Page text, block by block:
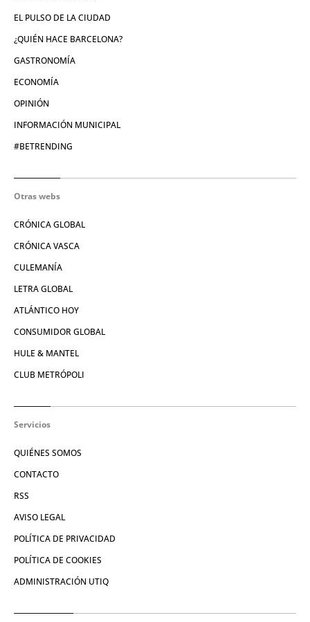
EL PULSO DE LA CIUDAD
¿QUIÉN HACE BARCELONA?
GASTRONOMÍA
ECONOMÍA
OPINIÓN
INFORMACIÓN MUNICIPAL
#BETRENDING
Otras webs
CRÓNICA GLOBAL
CRÓNICA VASCA
CULEMANÍA
LETRA GLOBAL
ATLÁNTICO HOY
CONSUMIDOR GLOBAL
HULE & MANTEL
CLUB METRÓPOLI
Servicios
QUIÉNES SOMOS
CONTACTO
RSS
AVISO LEGAL
POLÍTICA DE PRIVACIDAD
POLÍTICA DE COOKIES
ADMINISTRACIÓN UTIQ